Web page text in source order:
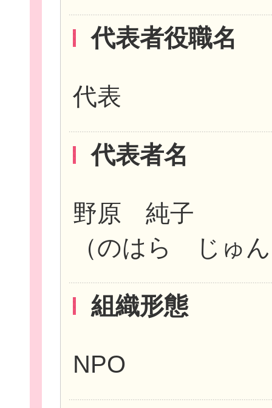
団体を探す
相談窓口一覧
代表者役職名
代表
代表者名
野原 純子
（のはら じゅ
組織形態
NPO